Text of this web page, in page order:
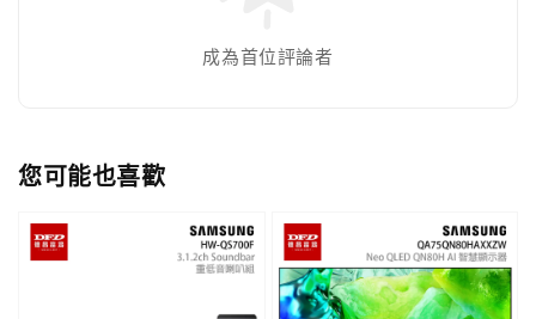
成為首位評論者
您可能也喜歡